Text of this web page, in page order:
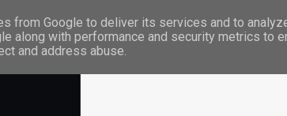
from Google to deliver its services and to
along with performance and security metrics to
and address abuse.